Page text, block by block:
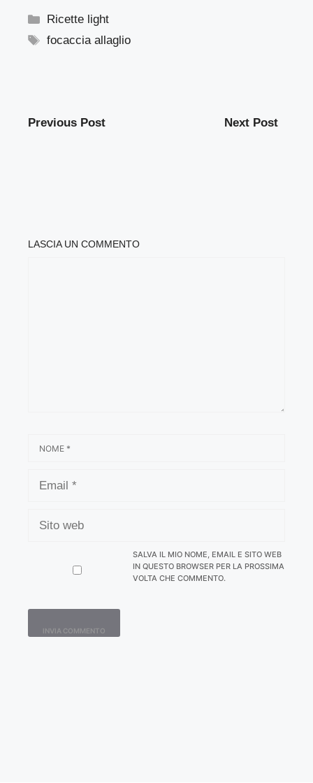
Categorie
Ricette light
Tag
focaccia allaglio
Previous Post Next Post
LASCIA UN COMMENTO
WEB
SALVA IL MIO NOME, EMAIL E SITO WEB
IN QUESTO BROWSER PER LA PROSSIMA
VOLTA CHE COMMENTO.